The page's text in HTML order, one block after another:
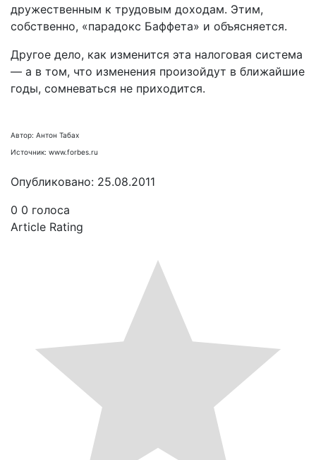
дружественным к трудовым доходам. Этим,
собственно, «парадокс Баффета» и объясняется.
Другое дело, как изменится эта налоговая система
— а в том, что изменения произойдут в ближайшие
годы, сомневаться не приходится.
Автор: Антон Табах
Источник: www.forbes.ru
Опубликовано: 25.08.2011
0 0 голоса
Article Rating